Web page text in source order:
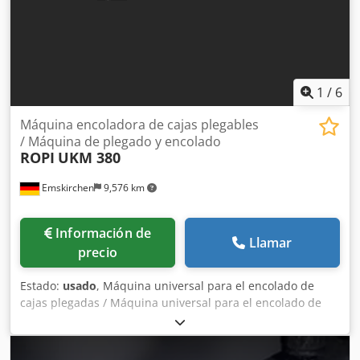
Número de máquina: 20041227 Si tiene alguna pregunta o
1 / 6
Emskirchen 9,576 km
Máquina encoladora de cajas plegables
/ Máquina de plegado y encolado
ROPI UKM 380
Información de
precio
Llamar
Estado: usado, Máquina universal para el encolado de
cajas plegadas / Máquina universal para el encolado de
cajas Máquina para el encolado de cajas plegadas /
Máquina para el encolado de cajas ROPI UKM 380 Año de
fabricación / Year 2003 Formato / Tamaño mín. 60 x 100